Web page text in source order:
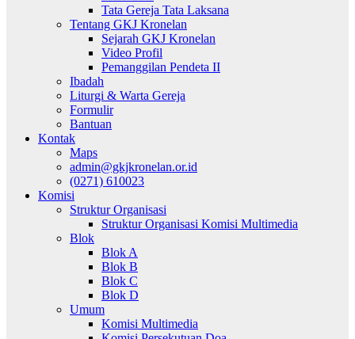
Tata Gereja Tata Laksana
Tentang GKJ Kronelan
Sejarah GKJ Kronelan
Video Profil
Pemanggilan Pendeta II
Ibadah
Liturgi & Warta Gereja
Formulir
Bantuan
Kontak
Maps
admin@gkjkronelan.or.id
(0271) 610023
Komisi
Struktur Organisasi
Struktur Organisasi Komisi Multimedia
Blok
Blok A
Blok B
Blok C
Blok D
Umum
Komisi Multimedia